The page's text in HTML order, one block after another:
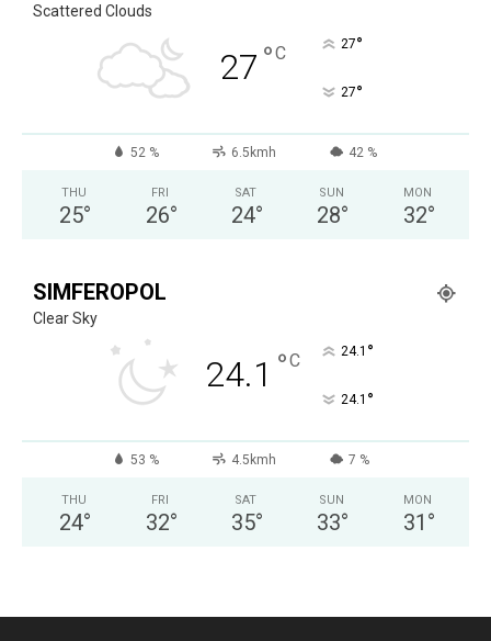
Scattered Clouds
27 °C 27°
27°
52 % 6.5kmh 42 %
THU
25°
FRI
26°
SAT
24°
SUN
28°
MON
32°
SIMFEROPOL
Clear Sky
24.1 °C 24.1 °
24.1 °
53 % 4.5kmh 7 %
THU
24°
FRI
32°
SAT
35°
SUN
33°
MON
31 °